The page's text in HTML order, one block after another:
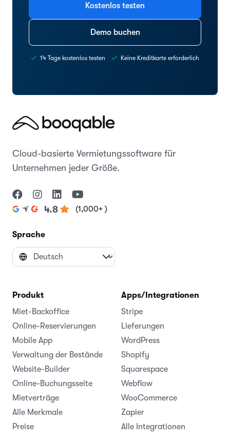
Kostenlos testen
Demo buchen
14 Tage kostenlos testen Keine Kreditkarte erforderlich
Cloud-basierte Vermietungssoftware für
Unternehmen jeder Größe.
4.8 (1,000+ )
Sprache
Produkt
Miet-Backoffice
Online-Reservierungen
Mobile App
Verwaltung der Bestände
Website-Builder
Online-Buchungsseite
Mietverträge
Alle Merkmale
Preise
Apps/Integrationen
Stripe
Lieferungen
WordPress
Shopify
Squarespace
Webflow
WooCommerce
Zapier
Alle Integrationen